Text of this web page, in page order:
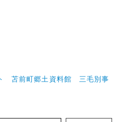
苫前町郷土資料館 三毛別事